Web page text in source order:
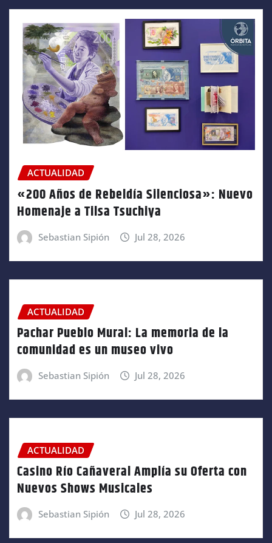
ACTUALIDAD
«200 Años de Rebeldía Silenciosa»: Nuevo
Homenaje a Tilsa Tsuchiya
Sebastian Sipión Jul 28, 2026
ACTUALIDAD
Pachar Pueblo Mural: La memoria de la
comunidad es un museo vivo
Sebastian Sipión Jul 28, 2026
ACTUALIDAD
Casino Río Cañaveral Amplía su Oferta con
Nuevos Shows Musicales
Sebastian Sipión Jul 28, 2026